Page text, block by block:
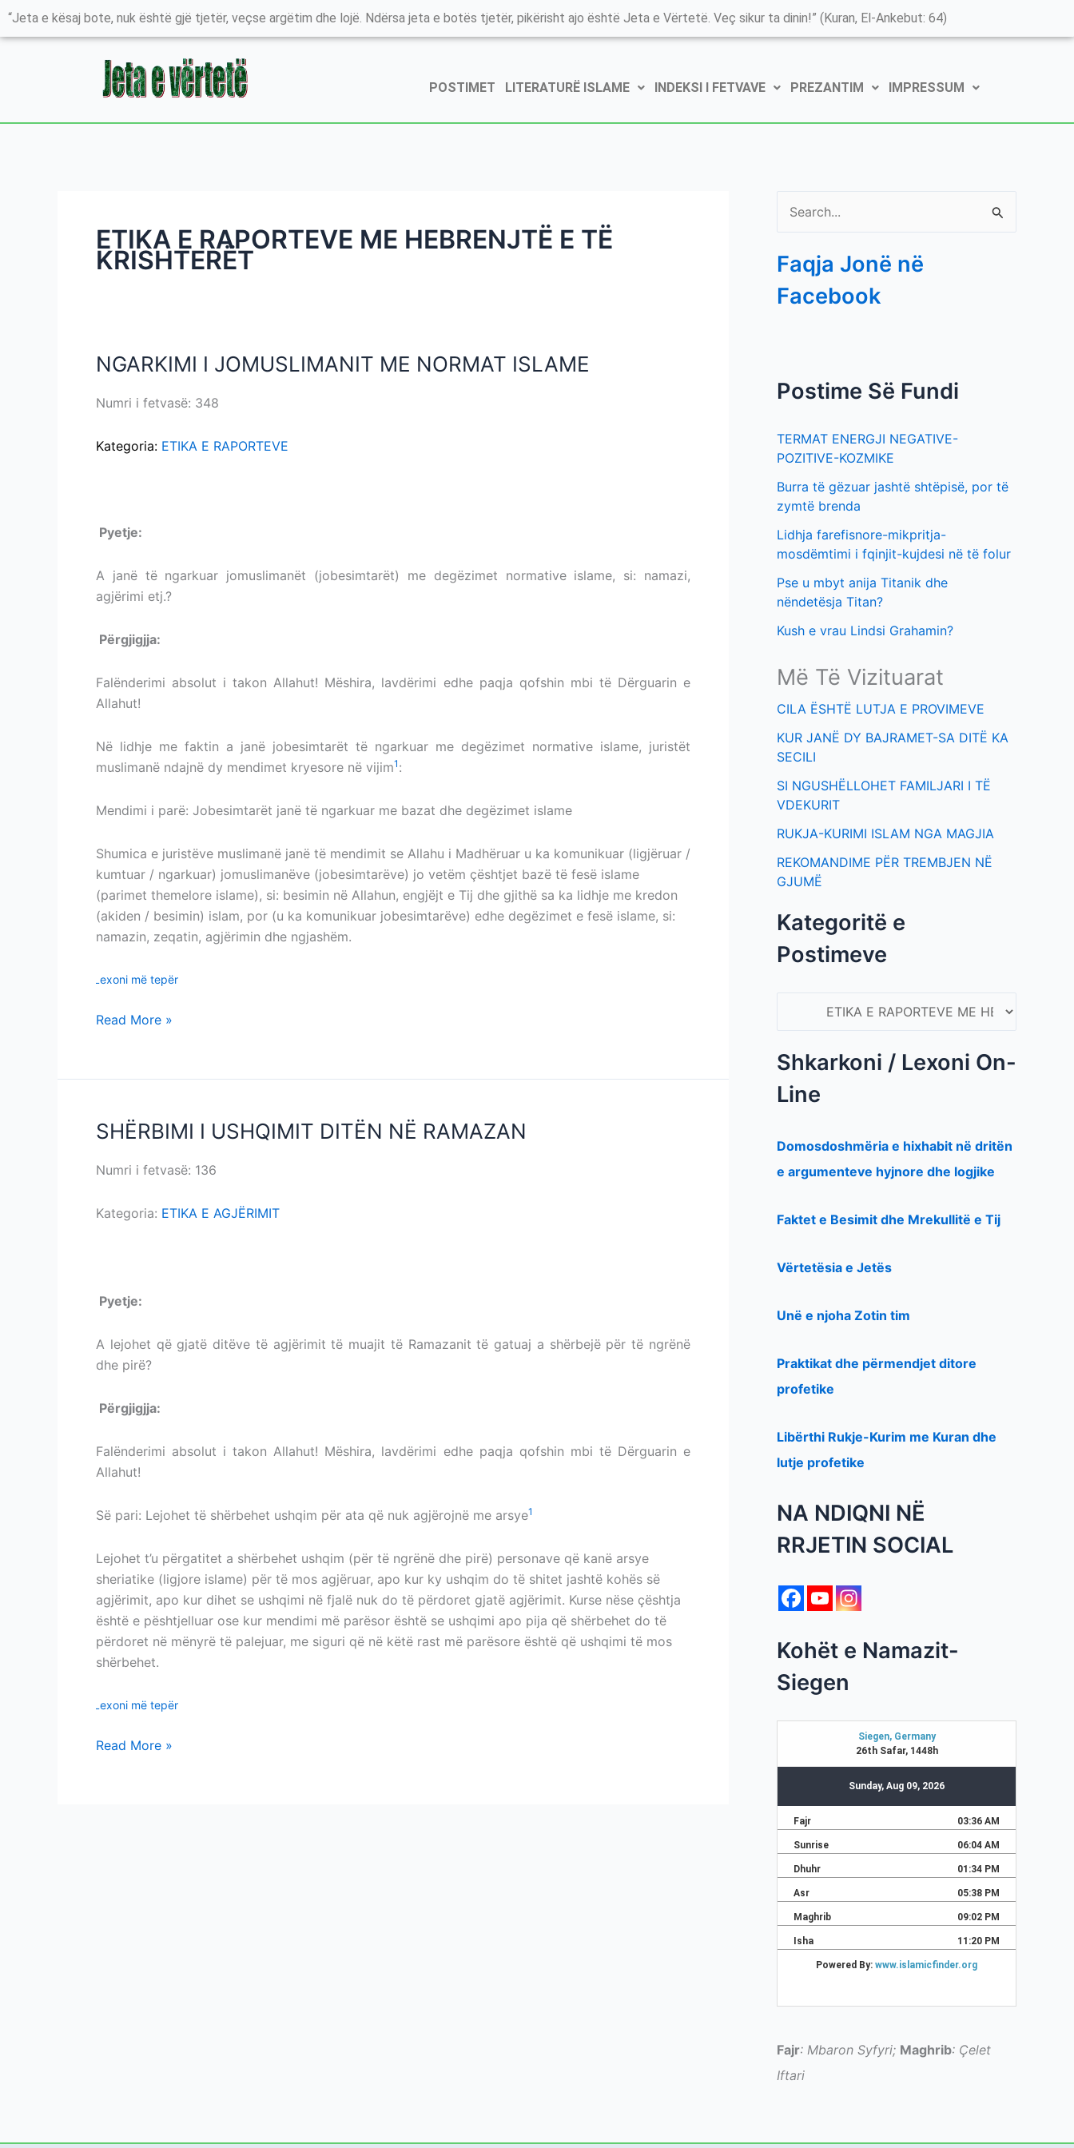
Skip
“Jeta e kësaj bote, nuk është gjë tjetër, veçse argëtim dhe lojë. Ndërsa jeta e botës tjetër, pikërisht ajo është Jeta e Vërtetë. Veç sikur ta dinin!” (Kuran, El-Ankebut: 64)
POSTIMET LITERATURË ISLAME INDEKSI I FETVAVE PREZANTIM IMPRESSUM
ETIKA E RAPORTEVE ME HEBRENJTË E TË
KRISHTERËT
NGARKIMI I JOMUSLIMANIT ME NORMAT ISLAME
Numri i fetvasë: 348
Kategoria: ETIKA E RAPORTEVE
Pyetje:
A janë të ngarkuar jomuslimanët (jobesimtarët) me degëzimet normative islame, si: namazi,
agjërimi etj.?
Përgjigjja:
Falënderimi absolut i takon Allahut! Mëshira, lavdërimi edhe paqja qofshin mbi të Dërguarin e
Allahut!
Në lidhje me faktin a janë jobesimtarët të ngarkuar me degëzimet normative islame, juristët
muslimanë ndajnë dy mendimet kryesore në vijim1 :
Mendimi i parë: Jobesimtarët janë të ngarkuar me bazat dhe degëzimet islame
Shumica e juristëve muslimanë janë të mendimit se Allahu i Madhëruar u ka komunikuar (ligjëruar /
kumtuar / ngarkuar) jomuslimanëve (jobesimtarëve) jo vetëm çështjet bazë të fesë islame
(parimet themelore islame), si: besimin në Allahun, engjëjt e Tij dhe gjithë sa ka lidhje me kredon
(akiden / besimin) islam, por (u ka komunikuar jobesimtarëve) edhe degëzimet e fesë islame, si:
namazin, zeqatin, agjërimin dhe ngjashëm.
Lexoni më tepër
NGARKIMI
JOMUSLIMANIT
NORMAT
Read More »
SHËRBIMI I USHQIMIT DITËN NË RAMAZAN
Numri i fetvasë: 136
Kategoria: ETIKA E AGJËRIMIT
Pyetje:
A lejohet që gjatë ditëve të agjërimit të muajit të Ramazanit të gatuaj a shërbejë për të ngrënë
dhe pirë?
Përgjigjja:
Falënderimi absolut i takon Allahut! Mëshira, lavdërimi edhe paqja qofshin mbi të Dërguarin e
Allahut!
Së pari: Lejohet të shërbehet ushqim për ata që nuk agjërojnë me arsye1
Lejohet t’u përgatitet a shërbehet ushqim (për të ngrënë dhe pirë) personave që kanë arsye
sheriatike (ligjore islame) për të mos agjëruar, apo kur ky ushqim do të shitet jashtë kohës së
agjërimit, apo kur dihet se ushqimi në fjalë nuk do të përdoret gjatë agjërimit. Kurse nëse çështja
është e pështjelluar ose kur mendimi më parësor është se ushqimi apo pija që shërbehet do të
përdoret në mënyrë të palejuar, me siguri që në këtë rast më parësore është që ushqimi të mos
shërbehet.
Lexoni më tepër
SHËRBIMI
USHQIMIT
NË
Read More »
a
r
o
Faqja Jonë në
Facebook
Postime Së Fundi
TERMAT ENERGJI NEGATIVE-
POZITIVE-KOZMIKE
Burra të gëzuar jashtë shtëpisë, por të
zymtë brenda
Lidhja farefisnore-mikpritja-
mosdëmtimi i fqinjit-kujdesi në të folur
Pse u mbyt anija Titanik dhe
nëndetësja Titan?
Kush e vrau Lindsi Grahamin?
Më Të Vizituarat
CILA ËSHTË LUTJA E PROVIMEVE
KUR JANË DY BAJRAMET-SA DITË KA
SECILI
SI NGUSHËLLOHET FAMILJARI I TË
VDEKURIT
RUKJA-KURIMI ISLAM NGA MAGJIA
REKOMANDIME PËR TREMBJEN NË
GJUMË
Kategoritë e
Postimeve
K
a
e
i
e
P
i
e
Shkarkoni / Lexoni On-
Line
Domosdoshmëria e hixhabit në dritën
e argumenteve hyjnore dhe logjike
Faktet e Besimit dhe Mrekullitë e Tij
Vërtetësia e Jetës
Unë e njoha Zotin tim
Praktikat dhe përmendjet ditore
profetike
Libërthi Rukje-Kurim me Kuran dhe
lutje profetike
NA NDIQNI NË
RRJETIN SOCIAL
Kohët e Namazit-
Siegen
Fajr: Mbaron Syfyri; Maghrib: Çelet
Iftari